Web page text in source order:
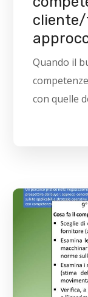
Quando il
con quelle